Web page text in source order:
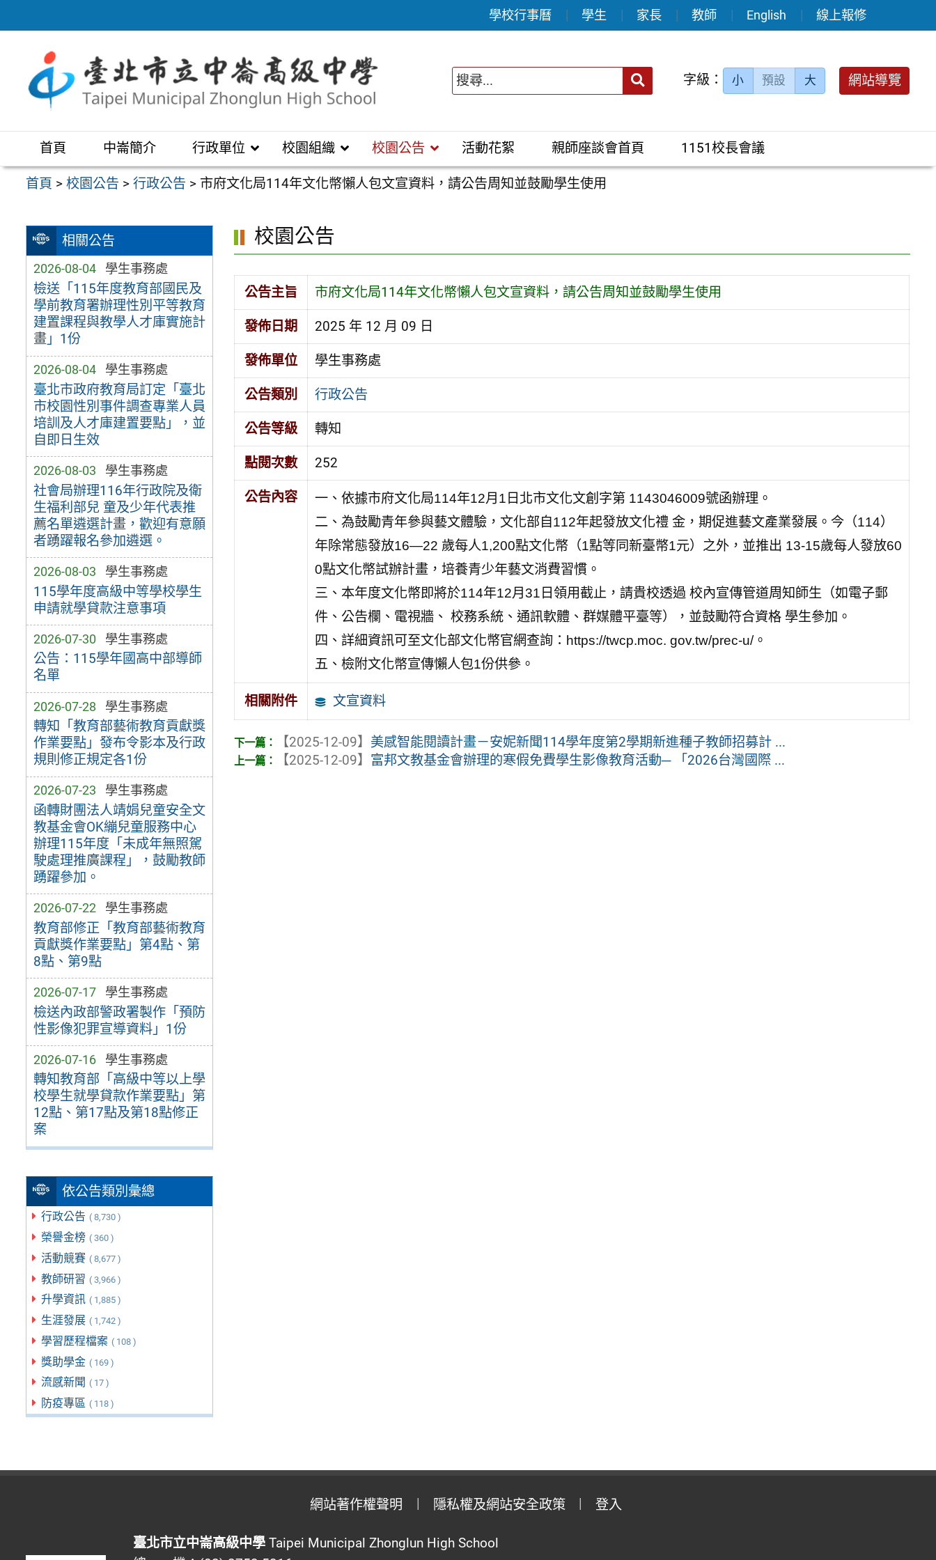
至
區
學校行事曆 學生 家長 教師 English 線上報修
送出 字級： 小 預設 大 網站導覽
首頁 中崙簡介 行政單位 校園組織 校園公告 活動花絮 親師座談會首頁 1151校長會議
首頁 >校園公告 >行政公告 > 市府文化局114年文化幣懶人包文宣資料，請公告周知並鼓勵學生使用
相關公告
2026-08-04 學生事務處
檢送「115年度教育部國民及
學前教育署辦理性別平等教育
建置課程與教學人才庫實施計
畫」1份
2026-08-04 學生事務處
臺北市政府教育局訂定「臺北
市校園性別事件調查專業人員
培訓及人才庫建置要點」，並
自即日生效
2026-08-03 學生事務處
社會局辦理116年行政院及衛
生福利部兒 童及少年代表推
薦名單遴選計畫，歡迎有意願
者踴躍報名參加遴選。
2026-08-03 學生事務處
115學年度高級中等學校學生
申請就學貸款注意事項
2026-07-30 學生事務處
公告：115學年國高中部導師
名單
2026-07-28 學生事務處
轉知「教育部藝術教育貢獻獎
作業要點」發布令影本及行政
規則修正規定各1份
2026-07-23 學生事務處
函轉財團法人靖娟兒童安全文
教基金會OK繃兒童服務中心
辦理115年度「未成年無照駕
駛處理推廣課程」，鼓勵教師
踴躍參加。
2026-07-22 學生事務處
教育部修正「教育部藝術教育
貢獻獎作業要點」第4點、第
8點、第9點
2026-07-17 學生事務處
檢送內政部警政署製作「預防
性影像犯罪宣導資料」1份
2026-07-16 學生事務處
轉知教育部「高級中等以上學
校學生就學貸款作業要點」第
12點、第17點及第18點修正
案
依公告類別彙總
行政公告 ( 8,730 )
榮譽金榜 ( 360 )
活動競賽 ( 8,677 )
教師研習 ( 3,966 )
升學資訊 ( 1,885 )
生涯發展 ( 1,742 )
學習歷程檔案 ( 108 )
獎助學金 ( 169 )
流感新聞 ( 17 )
防疫專區 ( 118 )
校園公告
公告主旨 市府文化局114年文化幣懶人包文宣資料，請公告周知並鼓勵學生使用
發佈日期 2025 年 12 月 09 日
發佈單位 學生事務處
公告類別 行政公告
公告等級 轉知
點閱次數 252
公告內容
一、依據市府文化局114年12月1日北市文化文創字第 1143046009號函辦理。
二、為鼓勵青年參與藝文體驗，文化部自112年起發放文化禮 金，期促進藝文產業發展。今（114）
年除常態發放16—22 歲每人1,200點文化幣（1點等同新臺幣1元）之外，並推出 13-15歲每人發放60
0點文化幣試辦計畫，培養青少年藝文消費習慣。
三、本年度文化幣即將於114年12月31日領用截止，請貴校透過 校內宣傳管道周知師生（如電子郵
件、公告欄、電視牆、 校務系統、通訊軟體、群媒體平臺等），並鼓勵符合資格 學生參加。
四、詳細資訊可至文化部文化幣官網查詢：https://twcp.moc. gov.tw/prec-u/。
五、檢附文化幣宣傳懶人包1份供參。
相關附件 文宣資料
【2025-12-09】 美感智能閱讀計畫－安妮新聞114學年度第2學期新進種子教師招募計 ...
【2025-12-09】 富邦文教基金會辦理的寒假免費學生影像教育活動─ 「2026台灣國際 ...
網站著作權聲明 隱私權及網站安全政策 登入
臺北市立中崙高級中學Taipei Municipal Zhonglun High School